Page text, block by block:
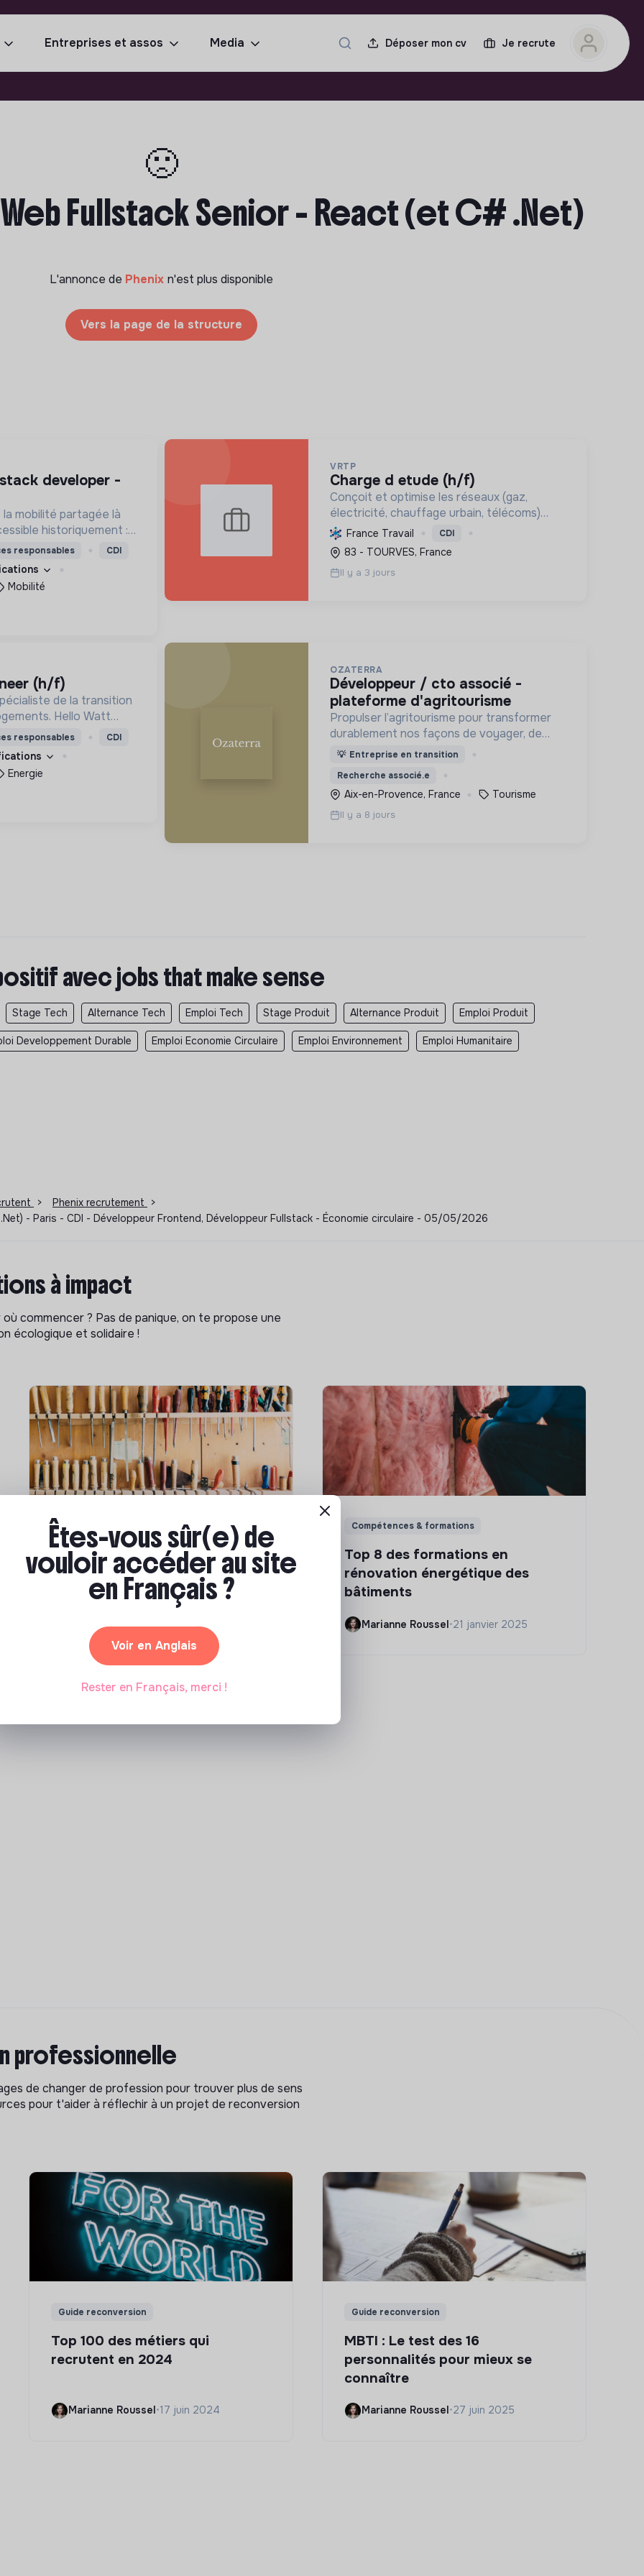
Entreprises et assos Media Déposer mon cv Je recrute
🙁
Fullstack Senior - React (et C# .Net)
L'annonce de Phenix n'est plus disponible
Vers la page de la structure
mobilité partagée là
historiquement :
et rurales, en
les personnes à
responsables CDI
Mobilité
VRTP
charge d etude (h/f)
Conçoit et optimise les réseaux (gaz,
électricité, chauffage urbain, télécoms)
pour les collectivités et grands donneurs
d'ordre, de la faisabilité aux plans
d'exécution, soutenant la transition énerg...
France Travail CDI
83 - TOURVES, France
Il y a 3 jours
(h/f)
de la transition
Hello Watt
énergétique en la
plus intelligente et plus
responsables CDI
Energie
OZATERRA
développeur / cto associé -
plateforme d'agritourisme
Propulser l’agritourisme pour transformer
durablement nos façons de voyager, de
consommer et nos territoires.
💡 Entreprise en transition
Recherche associé.e
Aix-en-Provence, France Tourisme
Il y a 8 jours
avec jobs that make sense
Stage Tech Alternance Tech Emploi Tech Stage Produit Alternance Produit Emploi Produit
Developpement Durable Emploi Economie Circulaire Emploi Environnement Emploi Humanitaire
> Phenix recrutement
>
- Paris - CDI - Développeur Frontend, Développeur Fullstack - Économie circulaire - 05/05/2026
à impact
commencer ? Pas de panique, on te propose une
écologique et solidaire !
Compétences & formations
Comment se former à la
transition écologique ?
Marianne Roussel•09 janvier 2024
Compétences & formations
Top 8 des formations en
rénovation énergétique des
bâtiments
Marianne Roussel•21 janvier 2025
professionnelle
de changer de profession pour trouver plus de sens
pour t'aider à réflechir à un projet de reconversion
Guide reconversion
Top 100 des métiers qui
recrutent en 2024
Marianne Roussel•17 juin 2024
Guide reconversion
MBTI : Le test des 16
personnalités pour mieux se
connaître
Marianne Roussel•27 juin 2025
Êtes-vous sûr(e) de
vouloir accéder au site
en Français ?
Voir en Anglais
Rester en Français, merci !